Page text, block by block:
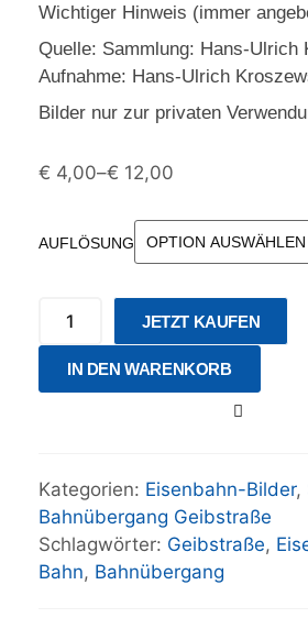
Wichtiger Hinweis (immer
Quelle: Sammlung: Hans-Ulrich
Aufnahme: Hans-Ulrich
Bilder nur zur privaten
€ 4,00–€ 12,00
AUFLÖSUNG
JETZT KAUFEN
IN DEN WARENKORB
Kategorien: Eisenbahn-Bilder,
Bahnübergang Geibstraße
Schlagwörter: Geibstraße,
Bahn, Bahnübergang